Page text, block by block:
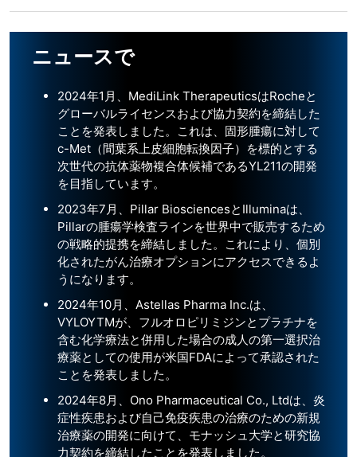
ニュースで
2024年1月、MediLink TherapeuticsはRocheと
グローバルライセンスおよび協力契約を締結した
ことを発表しました。これは、固形腫瘍に対して
c-Met（間葉系上皮細胞転換因子）を標的とする
次世代の抗体薬物複合体候補であるYL211の開発
を目指しています。
2023年7月、Pillar BiosciencesとIlluminaは、
Pillarの腫瘍学検査ラインを世界中で販売するため
の戦略的提携を締結しました。これにより、個別
化されたがん治療オプションにアクセスできるよ
うになります。
2024年10月、Astellas Pharma Inc.は、
VYLOYTMが、フルオロピリミジンとプラチナを
含む化学療法と併用した場合の成人の第一選択治
療薬としての使用が米国FDAによって承認された
ことを発表しました。
2024年8月、Ono Pharmaceutical Co., Ltdは、炎
症性疾患および自己免疫疾患の治療のための新規
治療薬の開発に向けて、モナッシュ大学と研究協
力契約を締結したことを発表しました。